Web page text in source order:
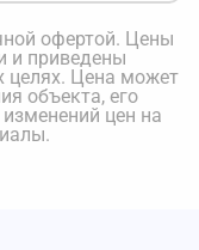
офертой. Цены
и приведены
целях. Цена может
объекта, его
цен на